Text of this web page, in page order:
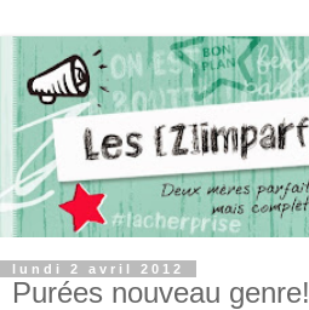
lundi 2 avril 2012
Purées nouveau genre!